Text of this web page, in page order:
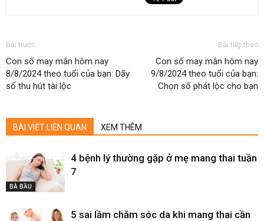
Bài trước
Con số may mắn hôm nay
8/8/2024 theo tuổi của bạn: Dãy
số thu hút tài lộc
Bài tiếp theo
Con số may mắn hôm nay
9/8/2024 theo tuổi của bạn:
Chọn số phát lộc cho bạn
BÀI VIẾT LIÊN QUAN XEM THÊM
BÀ BẦU
4 bệnh lý thường gặp ở mẹ mang thai tuần
7
5 sai lầm chăm sóc da khi mang thai cần